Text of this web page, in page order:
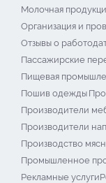
Молочная
Организация и
Отзывы о
Пассажирские
Пищевая
Пошив одежды
Производители
Производители
Производство
Промышленное
Рекламные услуги